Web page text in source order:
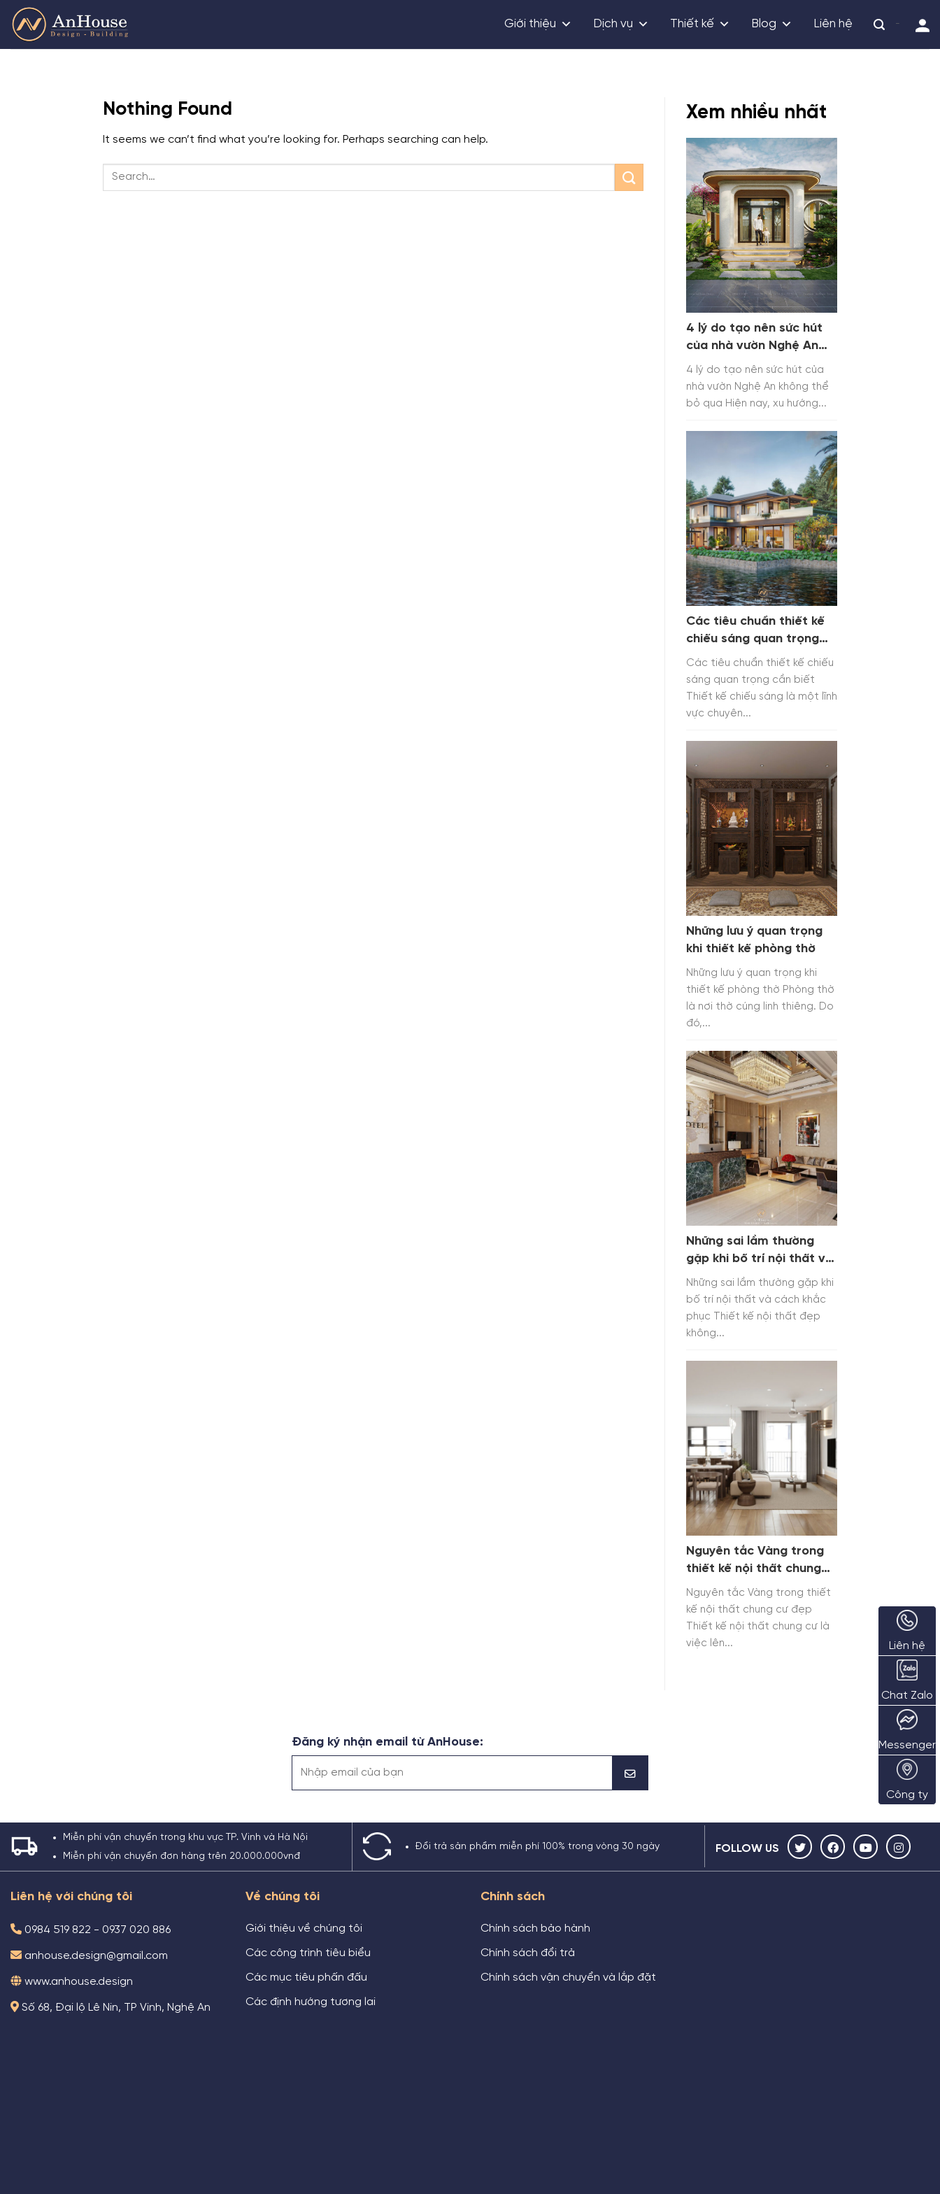
Skip
content
Giới thiệu Dịch vụ Thiết kế Blog Liên hệ -
Nothing Found
It seems we can’t find what you’re looking for. Perhaps searching can help.
Xem nhiều nhất
4 lý do tạo nên sức hút
của nhà vườn Nghệ An
không thể bỏ qua
4 lý do tạo nên sức hút của
nhà vườn Nghệ An không thể
bỏ qua Hiện nay, xu hướng...
Các tiêu chuẩn thiết kế
chiếu sáng quan trọng
cần biết
Các tiêu chuẩn thiết kế chiếu
sáng quan trọng cần biết
Thiết kế chiếu sáng là một lĩnh
vực chuyên...
Những lưu ý quan trọng
khi thiết kế phòng thờ
Những lưu ý quan trọng khi
thiết kế phòng thờ Phòng thờ
là nơi thờ cúng linh thiêng. Do
đó,...
Những sai lầm thường
gặp khi bố trí nội thất và
cách khắc phục
Những sai lầm thường gặp khi
bố trí nội thất và cách khắc
phục Thiết kế nội thất đẹp
không...
Nguyên tắc Vàng trong
thiết kế nội thất chung
cư đẹp
Nguyên tắc Vàng trong thiết
kế nội thất chung cư đẹp
Thiết kế nội thất chung cư là
việc lên...
Đăng ký nhận email từ AnHouse:
Liên hệ
Chat Zalo
Messenger
Công ty
Miễn phí vận chuyển trong khu vực TP. Vinh và Hà Nội
Miễn phí vận chuyển đơn hàng trên 20.000.000vnđ
Đổi trả sản phẩm miễn phí 100% trong vòng 30 ngày FOLLOW US
Liên hệ với chúng tôi
0984 519 822 - 0937 020 886
anhouse.design@gmail.com
www.anhouse.design
Số 68, Đại lộ Lê Nin, TP Vinh, Nghệ An
Về chúng tôi
Giới thiệu về chúng tôi
Các công trình tiêu biểu
Các mục tiêu phấn đấu
Các định hướng tương lai
Chính sách
Chính sách bảo hành
Chính sách đổi trả
Chính sách vận chuyển và lắp đặt